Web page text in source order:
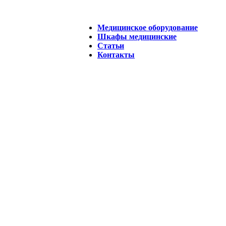
Медицинское оборудование
Шкафы медицинские
Статьи
Контакты